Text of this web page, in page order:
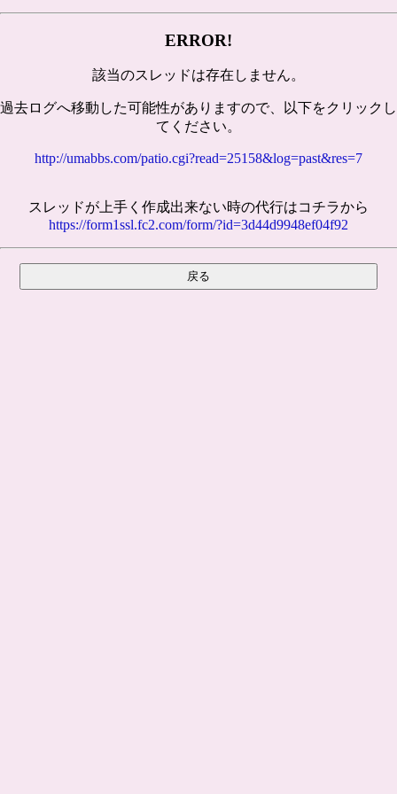
ERROR!
該当のスレッドは存在しません。
過去ログへ移動した可能性がありますので、以下をクリックし
てください。
http://umabbs.com/patio.cgi?read=25158&log=past&res=7
スレッドが上手く作成出来ない時の代行はコチラから
https://form1ssl.fc2.com/form/?id=3d44d9948ef04f92